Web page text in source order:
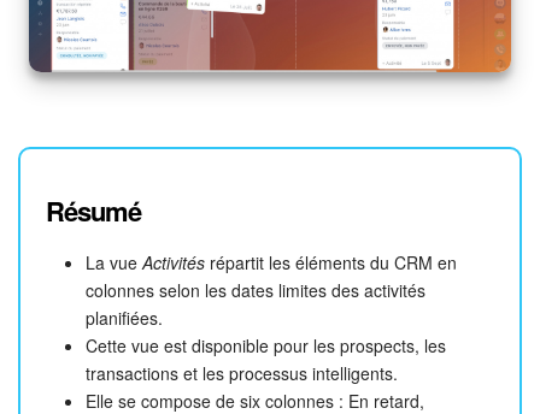
Résumé
La vue Activités répartit les éléments du CRM en
colonnes selon les dates limites des activités
planifiées.
Cette vue est disponible pour les prospects, les
transactions et les processus intelligents.
Elle se compose de six colonnes : En retard,